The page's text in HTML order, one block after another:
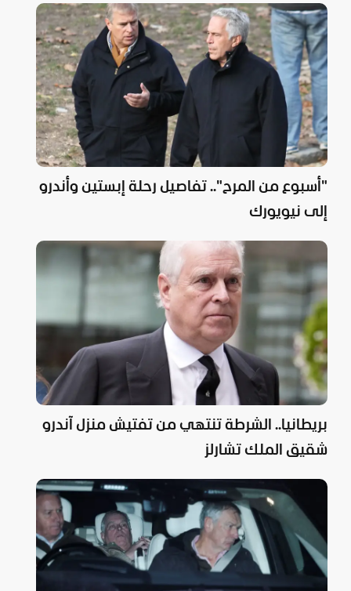
"أسبوع من المرح".. تفاصيل رحلة إبستين وأندرو
إلى نيويورك
بريطانيا.. الشرطة تنتهي من تفتيش منزل آندرو
شقيق الملك تشارلز